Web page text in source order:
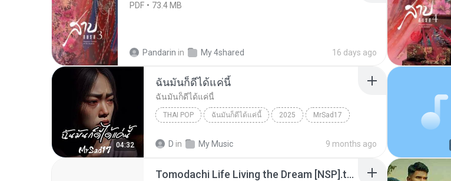
PDF 73.4 MB
Pandarin in My 4shared 16 days ago
04:32
ฉันมันก็ดีได้แค่นี้
ฉันมันก็ดีได้แค่นี้
THAI POP ฉันมันก็ดีได้แค่นี้ 2025 MrSad17
D in My Music 9 months ago
Tomodachi Life Living the Dream [NSP].torrent